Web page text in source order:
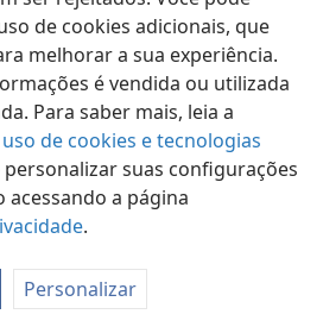
de cookies adicionais, que
melhorar a sua experiência.
é vendida ou utilizada
Para saber mais, leia a
de cookies e tecnologias
personalizar suas configurações
a página
.
Personalizar
Política de Privacidade
Privacidade
JW.ORG Login